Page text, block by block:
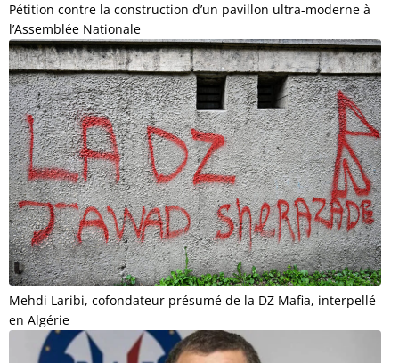
Pétition contre la construction d’un pavillon ultra-moderne à
l’Assemblée Nationale
Mehdi Laribi, cofondateur présumé de la DZ Mafia, interpellé
en Algérie